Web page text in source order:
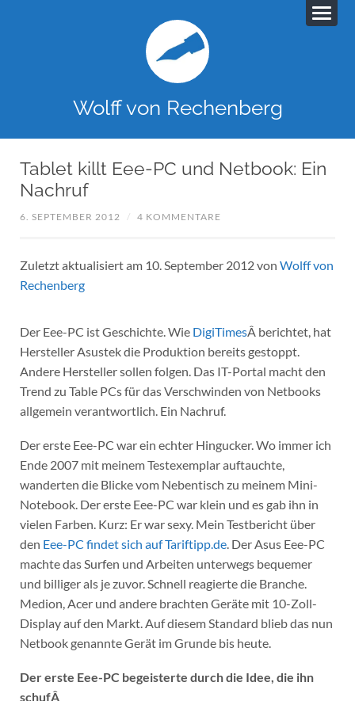
Wolff von Rechenberg
Tablet killt Eee-PC und Netbook: Ein
Nachruf
6. SEPTEMBER 2012 / 4 KOMMENTARE
Zuletzt aktualisiert am 10. September 2012 von Wolff von
Rechenberg
Der Eee-PC ist Geschichte. Wie DigiTimesÂ berichtet, hat
Hersteller Asustek die Produktion bereits gestoppt.
Andere Hersteller sollen folgen. Das IT-Portal macht den
Trend zu Table PCs für das Verschwinden von Netbooks
allgemein verantwortlich. Ein Nachruf.
Der erste Eee-PC war ein echter Hingucker. Wo immer ich
Ende 2007 mit meinem Testexemplar auftauchte,
wanderten die Blicke vom Nebentisch zu meinem Mini-
Notebook. Der erste Eee-PC war klein und es gab ihn in
vielen Farben. Kurz: Er war sexy. Mein Testbericht über
den Eee-PC findet sich auf Tariftipp.de. Der Asus Eee-PC
machte das Surfen und Arbeiten unterwegs bequemer
und billiger als je zuvor. Schnell reagierte die Branche.
Medion, Acer und andere brachten Geräte mit 10-Zoll-
Display auf den Markt. Auf diesem Standard blieb das nun
Netbook genannte Gerät im Grunde bis heute.
Der erste Eee-PC begeisterte durch die Idee, die ihn
schufÂ